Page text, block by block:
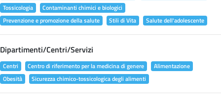
Tossicologia
Contaminanti chimici e biologici
Prevenzione e promozione della salute
Stili di Vita Salute dell'adolescente
Dipartimenti/Centri/Servizi
Centri Centro di riferimento per la medicina di genere
Alimentazione
Obesità
Sicurezza chimico-tossicologica degli alimenti